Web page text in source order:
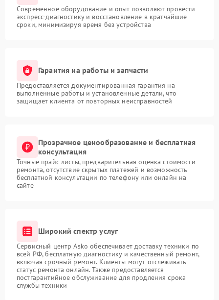
Современное оборудование и опыт позволяют провести
экспресс-диагностику и восстановление в кратчайшие
сроки, минимизируя время без устройства
Гарантия на работы и запчасти
Предоставляется документированная гарантия на
выполненные работы и установленные детали, что
защищает клиента от повторных неисправностей
Прозрачное ценообразование и бесплатная
консультация
Точные прайс-листы, предварительная оценка стоимости
ремонта, отсутствие скрытых платежей и возможность
бесплатной консультации по телефону или онлайн на
сайте
Широкий спектр услуг
Сервисный центр Asko обеспечивает доставку техники по
всей РФ, бесплатную диагностику и качественный ремонт,
включая срочный ремонт. Клиенты могут отслеживать
статус ремонта онлайн. Также предоставляется
постгарантийное обслуживание для продления срока
службы техники